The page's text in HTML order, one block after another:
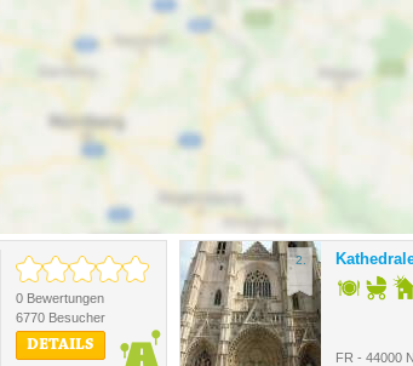
0 Bewertungen
6770 Besucher
DETAILS
2.
FR - 44000